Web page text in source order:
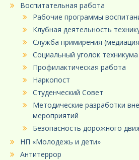
Воспитательная работа
Рабочие программы
Клубная деятельность
Служба примирения
Социальный уголок техникума
Профилактическая работа
Наркопост
Студенческий Совет
Методические разработки
мероприятий
Безопасность дорожного
НП «Молодежь и дети»
Антитеррор